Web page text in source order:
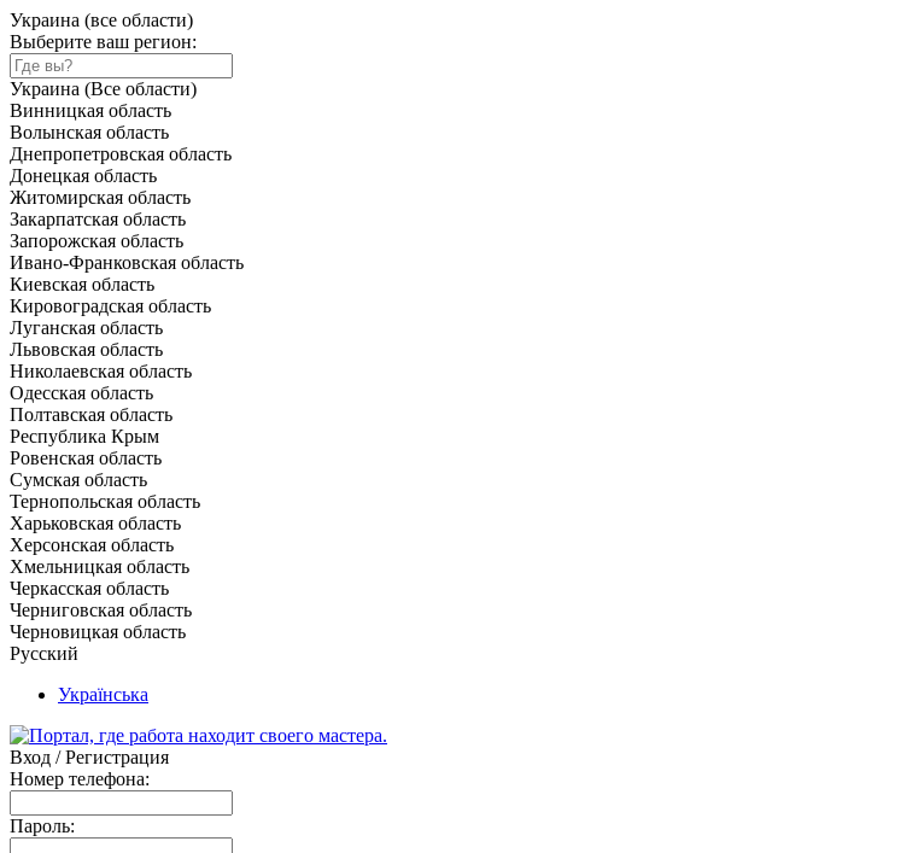
Украина (все области)
Выберите ваш регион:
Украина (Все области)
Винницкая область
Волынская область
Днепропетровская область
Донецкая область
Житомирская область
Закарпатская область
Запорожская область
Ивано-Франковская область
Киевская область
Кировоградская область
Луганская область
Львовская область
Николаевская область
Одесская область
Полтавская область
Республика Крым
Ровенская область
Сумская область
Тернопольская область
Харьковская область
Херсонская область
Хмельницкая область
Черкасская область
Черниговская область
Черновицкая область
Русский
Українська
Вход / Регистрация
Номер телефона:
Пароль: